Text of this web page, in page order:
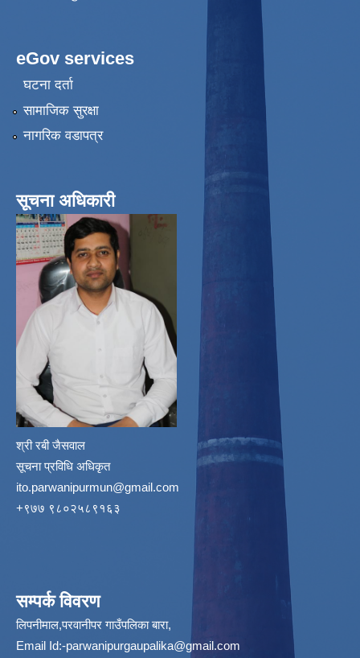
eGov services
घटना दर्ता
सामाजिक सुरक्षा
नागरिक वडापत्र
सूचना अधिकारी
श्री रबी जैसवाल
सूचना प्रविधि अधिकृत
ito.parwanipurmun@gmail.com
‌+९७७ ९८०२५८९१६३
सम्पर्क विवरण
लिपनीमाल,परवानीपर गाउँपलिका बारा,
Email Id:-parwanipurgaupalika@gmail.com